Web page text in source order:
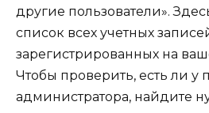
другие пользователи».
список всех учетных
зарегистрированных на
Чтобы проверить, есть ли у
администратора, найдите